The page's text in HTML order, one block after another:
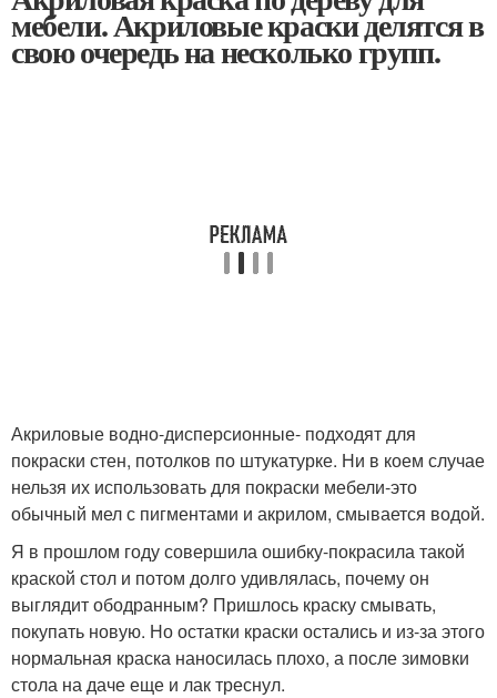
мебели. Акриловые краски делятся в
свою очередь на несколько групп.
Акриловые водно-дисперсионные- подходят для
покраски стен, потолков по штукатурке. Ни в коем случае
нельзя их использовать для покраски мебели-это
обычный мел с пигментами и акрилом, смывается водой.
Я в прошлом году совершила ошибку-покрасила такой
краской стол и потом долго удивлялась, почему он
выглядит ободранным? Пришлось краску смывать,
покупать новую. Но остатки краски остались и из-за этого
нормальная краска наносилась плохо, а после зимовки
стола на даче еще и лак треснул.